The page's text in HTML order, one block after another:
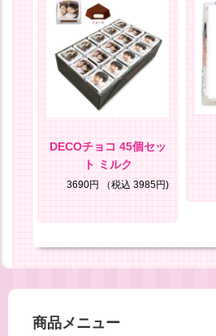
DECOチョコ 45個セッ
ト ミルク
3690円 （税込 3985円)
商品メニュー